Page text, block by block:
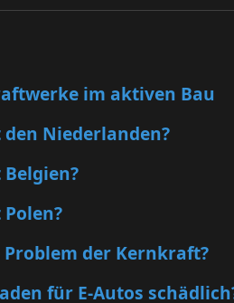
im aktiven Bau
Niederlanden?
der Kernkraft?
für E-Autos